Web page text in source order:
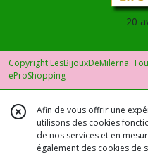
20
Copyright LesBijouxDeMilerna.
eProShopping
Afin de vous offrir une
utilisons des cookies
de nos services et en
également des cookies de